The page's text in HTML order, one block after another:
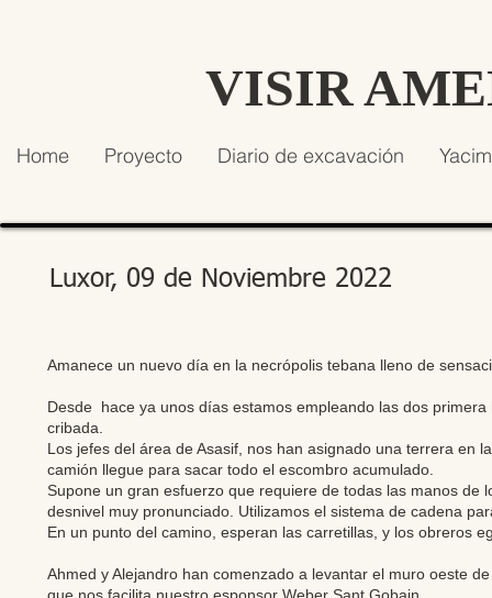
VISIR
Home Proyecto Diario de excavación
Luxor, 09 de Noviembre 2022
Amanece un nuevo día en la necrópolis tebana lleno de
Desde hace ya unos días estamos empleando las dos
cribada.
Los jefes del área de Asasif, nos han asignado una terrera en
camión llegue para sacar todo el escombro acumulado.
Supone un gran esfuerzo que requiere de todas las manos
desnivel muy pronunciado. Utilizamos el sistema de cadena
En un punto del camino, esperan las carretillas, y los obreros
Ahmed y Alejandro han comenzado a levantar el muro oeste